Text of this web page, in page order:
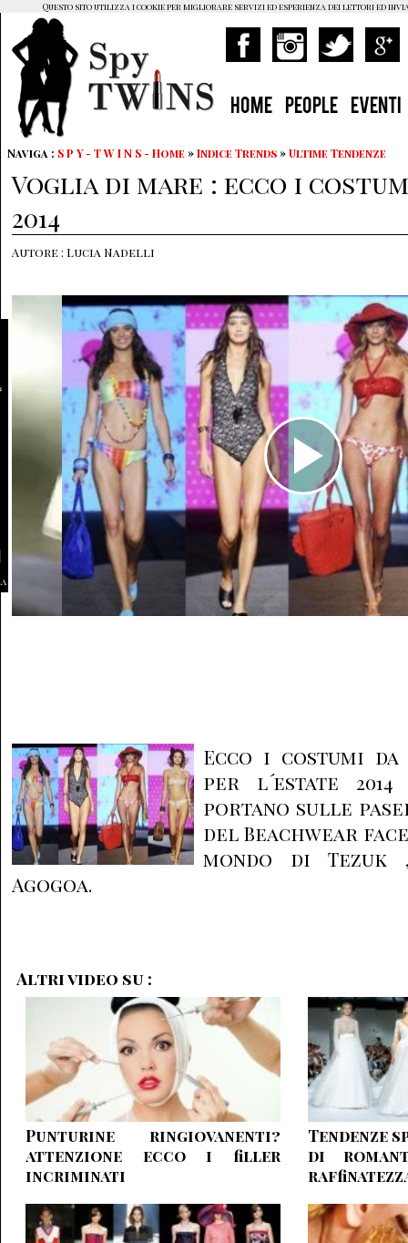
HOME PEOPLE EVENTI
Naviga : S P Y - T W I N S - Home »Indice Trends »Ultime Tendenze
Voglia di mare : ecco i
2014
Autore : Lucia Nadelli
Ecco i costumi
per l´estate
portano sulle
del Beachwear
mondo di Tezuk
Agogoa.
Altri video su :
Punturine ringiovanenti
attenzione ecco i filler
incriminati
Tendenze
di
Questo sito utilizza i cookie per migliorare servizi ed esperienza dei lettori ed